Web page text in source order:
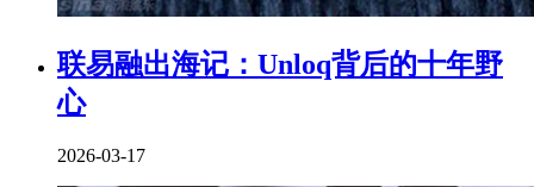
联易融出海记：Unloq背后的十年野
心
2026-03-17